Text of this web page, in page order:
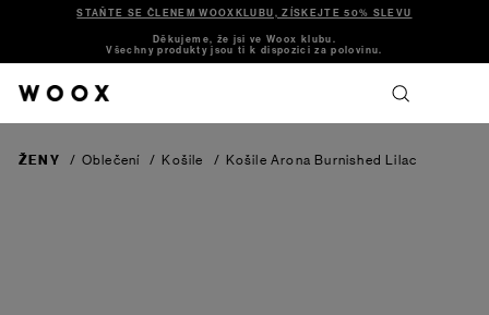
STAŇTE SE ČLENEM WOOXKLUBU, ZÍSKEJTE 50% SLEVU
Děkujeme, že jsi ve Woox klubu.
Všechny produkty jsou ti k dispozici za polovinu.
ŽENY / Oblečení / Košile / Košile Arona Burnished Lilac